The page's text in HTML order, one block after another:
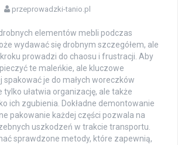
przeprowadzki-tanio.pl
elementów mebli podczas
wydawać się drobnym szczegółem, ale
prowadzi do chaosu i frustracji. Aby
te maleńkie, ale kluczowe
spakować je do małych woreczków
tylko ułatwia organizację, ale także
ich zgubienia. Dokładne demontowanie
pakowanie każdej części pozwala na
uszkodzeń w trakcie transportu.
sprawdzone metody, które zapewnią,